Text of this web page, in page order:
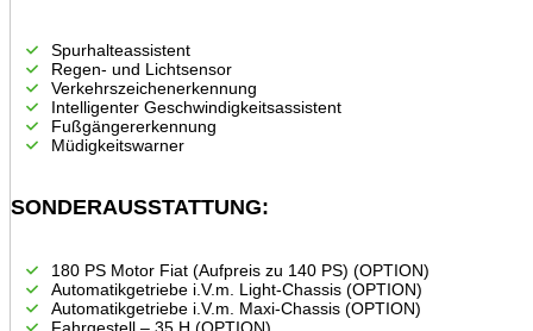
Spurhalteassistent
Regen- und Lichtsensor
Verkehrszeichenerkennung
Intelligenter Geschwindigkeitsassistent
Fußgängererkennung
Müdigkeitswarner
SONDERAUSSTATTUNG:
180 PS Motor Fiat (Aufpreis zu 140 PS) (OPTION)
Automatikgetriebe i.V.m. Light-Chassis (OPTION)
Automatikgetriebe i.V.m. Maxi-Chassis (OPTION)
Fahrgestell – 35 H (OPTION)